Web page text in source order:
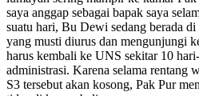
saya anggap sebagai bapak saya
suatu hari, Bu Dewi sedang berada di
yang musti diurus dan mengunjungi
harus kembali ke UNS sekitar 10
administrasi. Karena selama rentang
S3 tersebut akan kosong, Pak Pur